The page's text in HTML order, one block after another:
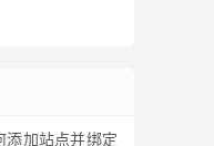
添加站点并绑定